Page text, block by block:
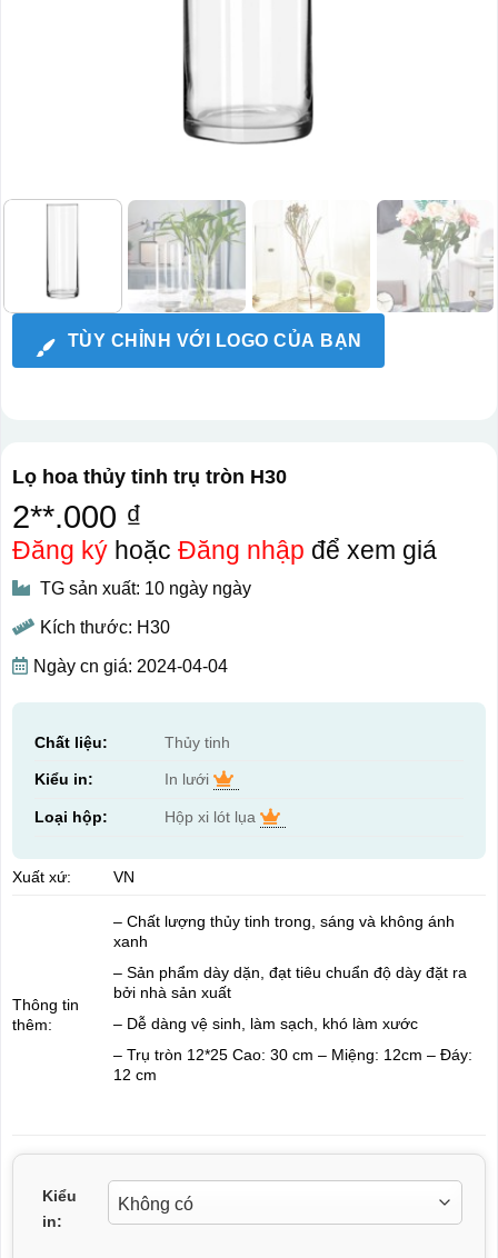
TÙY CHỈNH VỚI LOGO CỦA BẠN
Lọ hoa thủy tinh trụ tròn H30
2**.000 ₫
Đăng kýhoặc Đăng nhập để xem giá
TG sản xuất: 10 ngày ngày
Kích thước: H30
Ngày cn giá: 2024-04-04
Chất liệu: Thủy tinh
Kiểu in: In lưới
Loại hộp: Hộp xi lót lụa
Xuất xứ: VN
Thông tin
thêm:
– Chất lượng thủy tinh trong, sáng và không ánh
xanh
– Sản phẩm dày dặn, đạt tiêu chuẩn độ dày đặt ra
bởi nhà sản xuất
– Dễ dàng vệ sinh, làm sạch, khó làm xước
– Trụ tròn 12*25 Cao: 30 cm – Miệng: 12cm – Đáy:
12 cm
Kiểu
in: